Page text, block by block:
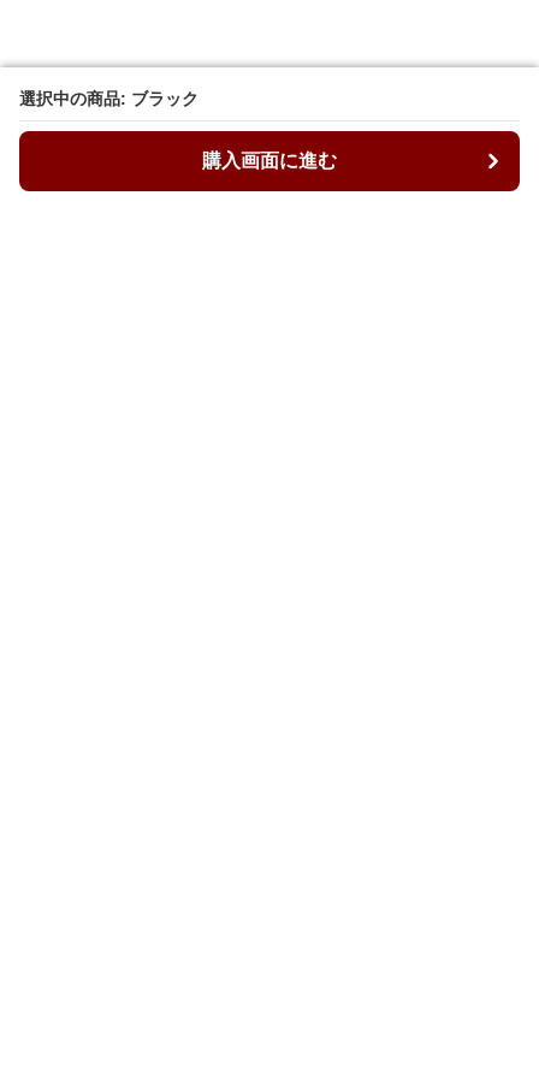
選択中の商品: ブラック
購入画面に進む
選択中の商品: ブラック
購入画面に進む